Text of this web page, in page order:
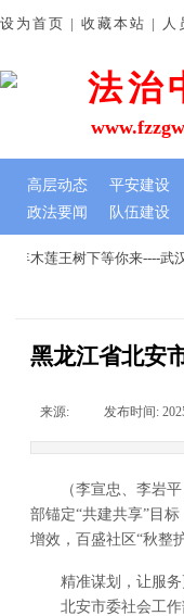
木莲王树下等你来----武
法治
政法要闻 队伍建设
设为首页 | 收藏本站 | 人
高层动态 平安建设
黑龙江省北安
来源: 发布时间:
（李宣忠、李岩平
部锚定“共建共享”目
增效，百盛社区“秋整
精准谋划，让服务
北安市委社会工作